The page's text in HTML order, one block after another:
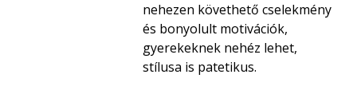
nehezen követhető cselekmény
és bonyolult motivációk,
gyerekeknek nehéz lehet,
stílusa is patetikus.